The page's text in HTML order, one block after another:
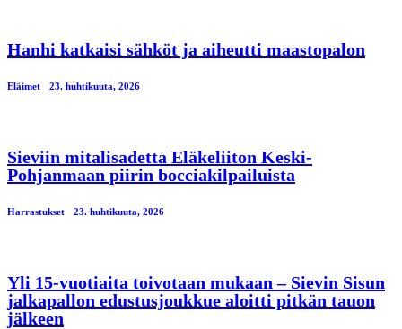
Hanhi katkaisi sähköt ja aiheutti maastopalon
Eläimet 23. huhtikuuta, 2026
Sieviin mitalisadetta Eläkeliiton Keski-
Pohjanmaan piirin bocciakilpailuista
Harrastukset 23. huhtikuuta, 2026
Yli 15-vuotiaita toivotaan mukaan – Sievin Sisun
jalkapallon edustusjoukkue aloitti pitkän tauon
jälkeen